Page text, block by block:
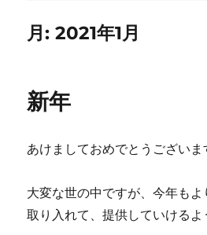
月:2021年1月
新年
あけましておめでとうございま
大変な世の中ですが、今年も
取り入れて、提供していけるよ